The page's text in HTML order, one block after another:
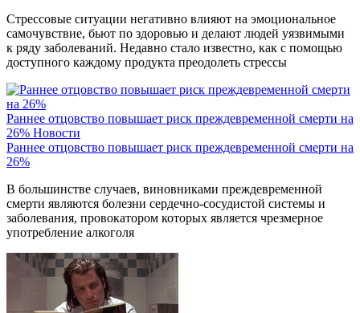
Стрессовые ситуации негативно влияют на эмоциональное
самочувствие, бьют по здоровью и делают людей уязвимыми
к ряду заболеваний. Недавно стало известно, как с помощью
доступного каждому продукта преодолеть стрессы
Раннее отцовство повышает риск преждевременной смерти на
26% Новости
Раннее отцовство повышает риск преждевременной смерти на
26%
В большинстве случаев, виновниками преждевременной
смерти являются болезни сердечно-сосудистой системы и
заболевания, провокатором которых является чрезмерное
употребление алкоголя